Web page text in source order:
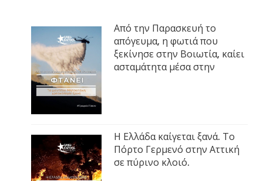
Από την Παρασκευή το
απόγευμα, η φωτιά που
ξεκίνησε στην Βοιωτία, καίει
ασταμάτητα μέσα στην
Η Ελλάδα καίγεται ξανά. Το
Πόρτο Γερμενό στην Αττική
σε πύρινο κλοιό.